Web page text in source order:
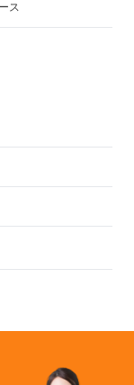
ス